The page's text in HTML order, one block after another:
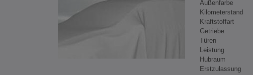
Außenfarbe
Kilometerstand
Kraftstoffart
Getriebe
Türen
Leistung
Hubraum
Erstzulassung